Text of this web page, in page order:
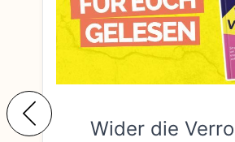
Wider die